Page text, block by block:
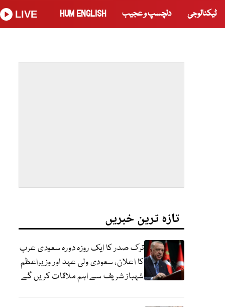
ٹیکنالوجی دلچسپ و عجیب HUM ENGLISH
LIVE
تازہ ترین خبریں
ترک صدر کا ایک روزہ دورہ سعودی عرب
کا اعلان، سعودی ولی عہد اور وزیراعظم
شہباز شریف سے اہم ملاقات کریں گے